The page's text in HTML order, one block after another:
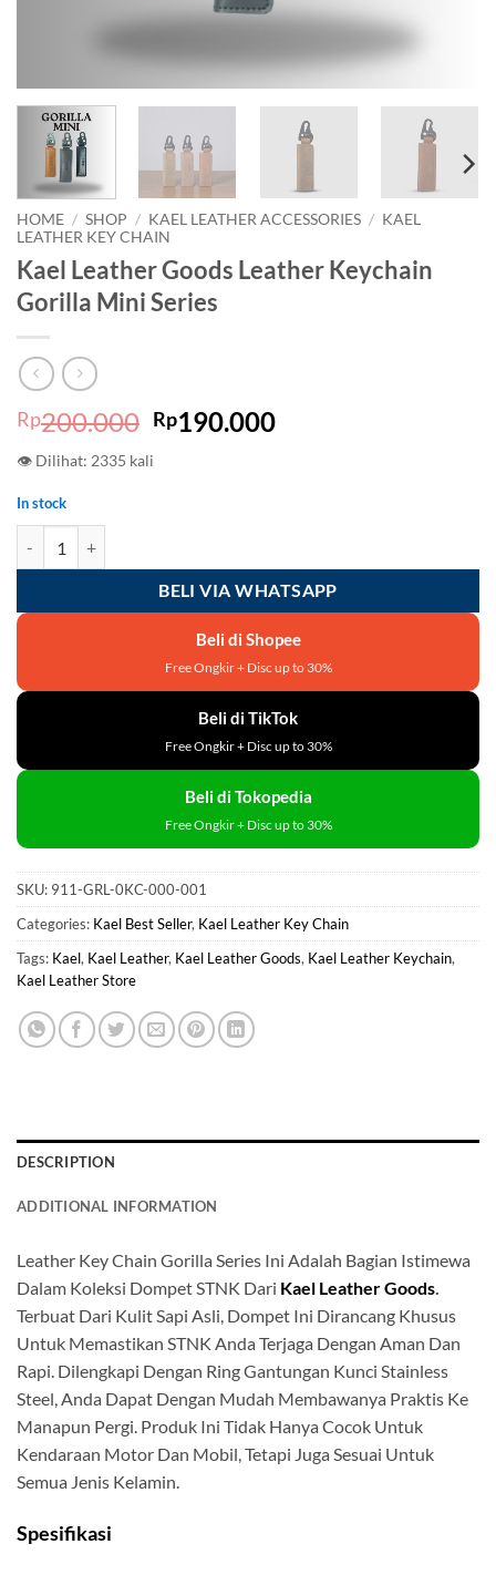
HOME / SHOP / KAEL LEATHER ACCESSORIES / KAEL
LEATHER KEY CHAIN
Kael Leather Goods Leather Keychain
Gorilla Mini Series
Rp200.000 Original
price
was:
Rp190.000Current
👁 Dilihat: 2335 kali
In stock
BELI VIA WHATSAPP
Beli di Shopee
Free Ongkir + Disc up to 30%
Beli di TikTok
Free Ongkir + Disc up to 30%
Beli di Tokopedia
Free Ongkir + Disc up to 30%
SKU: 911-GRL-0KC-000-001
Categories: Kael Best Seller, Kael Leather Key Chain
Tags: Kael, Kael Leather, Kael Leather Goods, Kael Leather Keychain,
Kael Leather Store
DESCRIPTION
ADDITIONAL INFORMATION
Leather Key Chain Gorilla Series Ini Adalah Bagian Istimewa
Dalam Koleksi Dompet STNK Dari Kael Leather Goods.
Terbuat Dari Kulit Sapi Asli, Dompet Ini Dirancang Khusus
Untuk Memastikan STNK Anda Terjaga Dengan Aman Dan
Rapi. Dilengkapi Dengan Ring Gantungan Kunci Stainless
Steel, Anda Dapat Dengan Mudah Membawanya Praktis Ke
Manapun Pergi. Produk Ini Tidak Hanya Cocok Untuk
Kendaraan Motor Dan Mobil, Tetapi Juga Sesuai Untuk
Semua Jenis Kelamin.
Spesifikasi